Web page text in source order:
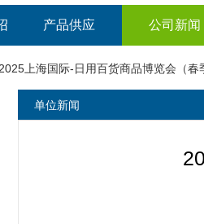
贴牌代加工展
产品供应 公司新闻
2025上海国际-日用百货商品博览会（春
单位新闻